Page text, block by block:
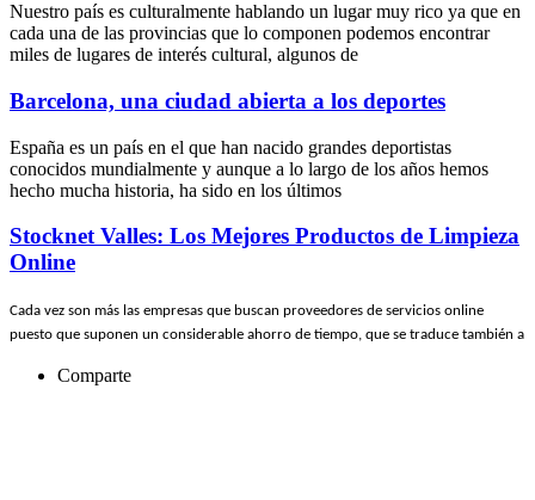
Nuestro país es culturalmente hablando un lugar muy rico ya que en
cada una de las provincias que lo componen podemos encontrar
miles de lugares de interés cultural, algunos de
Barcelona, una ciudad abierta a los deportes
España es un país en el que han nacido grandes deportistas
conocidos mundialmente y aunque a lo largo de los años hemos
hecho mucha historia, ha sido en los últimos
Stocknet Valles: Los Mejores Productos de Limpieza
Online
Cada vez son más las empresas que buscan proveedores de servicios online
puesto que suponen un considerable ahorro de tiempo, que se traduce también a
Comparte